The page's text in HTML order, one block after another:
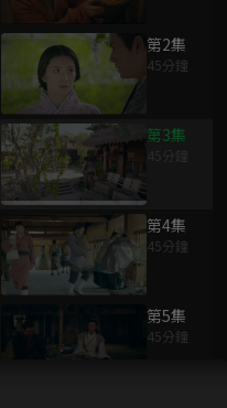
第2集
45分鐘
第3集
第4集
45分鐘
第5集
45分鐘
為您推薦